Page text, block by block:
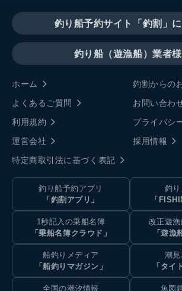
釣り船予約サイト「釣割」
釣り船（遊漁船）業者
ホーム
釣割からの
よくあるご質問
お問い合わ
利用規約
プライバシ
運営会社
採用情報
特定商取引法に基づく表記
釣り船予約アプリ
「釣割アプリ」
釣
「
1秒記入の乗船名簿
「乗船名簿クラウド」
改正遊
「遊漁
船釣りメディア
「船釣りマガジン」
潮見
「タイ
全国の潮汐情報
魚図